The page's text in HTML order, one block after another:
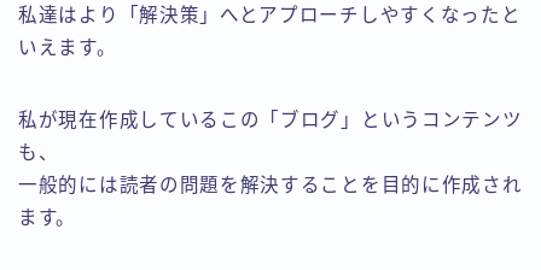
私達はより「解決策」へとアプローチしやすくなったと
いえます。
私が現在作成しているこの「ブログ」というコンテンツ
も、
一般的には読者の問題を解決することを目的に作成され
ます。